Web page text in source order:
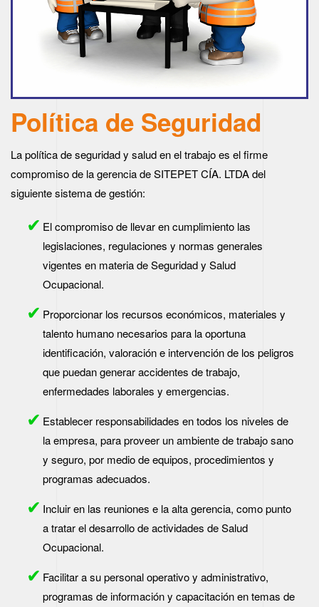
Política de Seguridad
La política de seguridad y salud en el trabajo es el firme
compromiso de la gerencia de SITEPET CÍA. LTDA del
siguiente sistema de gestión:
El compromiso de llevar en cumplimiento las
legislaciones, regulaciones y normas generales
vigentes en materia de Seguridad y Salud
Ocupacional.
Proporcionar los recursos económicos, materiales y
talento humano necesarios para la oportuna
identificación, valoración e intervención de los peligros
que puedan generar accidentes de trabajo,
enfermedades laborales y emergencias.
Establecer responsabilidades en todos los niveles de
la empresa, para proveer un ambiente de trabajo sano
y seguro, por medio de equipos, procedimientos y
programas adecuados.
Incluir en las reuniones e la alta gerencia, como punto
a tratar el desarrollo de actividades de Salud
Ocupacional.
Facilitar a su personal operativo y administrativo,
programas de información y capacitación en temas de